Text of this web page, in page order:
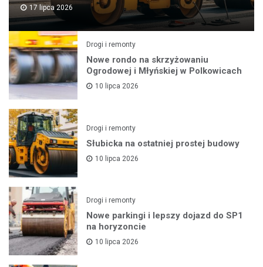
17 lipca 2026
Drogi i remonty
Nowe rondo na skrzyżowaniu
Ogrodowej i Młyńskiej w Polkowicach
10 lipca 2026
Drogi i remonty
Słubicka na ostatniej prostej budowy
10 lipca 2026
Drogi i remonty
Nowe parkingi i lepszy dojazd do SP1
na horyzoncie
10 lipca 2026